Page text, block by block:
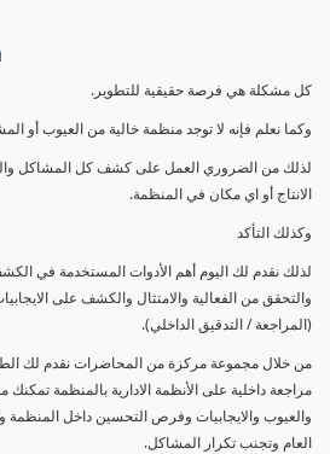
كل مشكلة هي فرصة حقيقية للتطوير.
وكما نعلم فإنه لا توجد منظمة خالية من العيوب أو
لذلك من الضروري العمل على كشف كل المشاكل
الانتاج أو اي مكان في المنظمة.
وكذلك التأكد
لذلك نقدم لك اليوم أهم الأدوات المستخدمة في
والتحقق من الفعالية والامتثال والكشف على
(المراجعة / التدقيق الداخلي).
من خلال مجموعة مركزة من المحاضرات نقدم لك
مراجعة داخلية على الأنظمة الادارية بالمنظمة
والعيوب والايجابيات وفرص التحسين داخل المنظمة
العام وتجنب تكرار المشاكل.